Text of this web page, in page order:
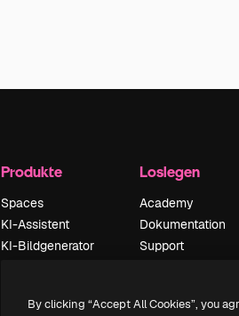
Produkte
Spaces
KI-Assistent
KI-Bildgenerator
Stimmengenerator
Loslegen
Academy
Dokumentation
Support
Originale Neu
By clicking “Accept All Cookies”, you